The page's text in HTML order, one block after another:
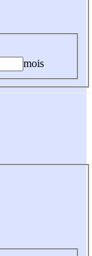
mois